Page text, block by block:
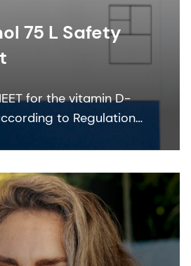
75 L Safety
for the vitamin D-
to Regulation